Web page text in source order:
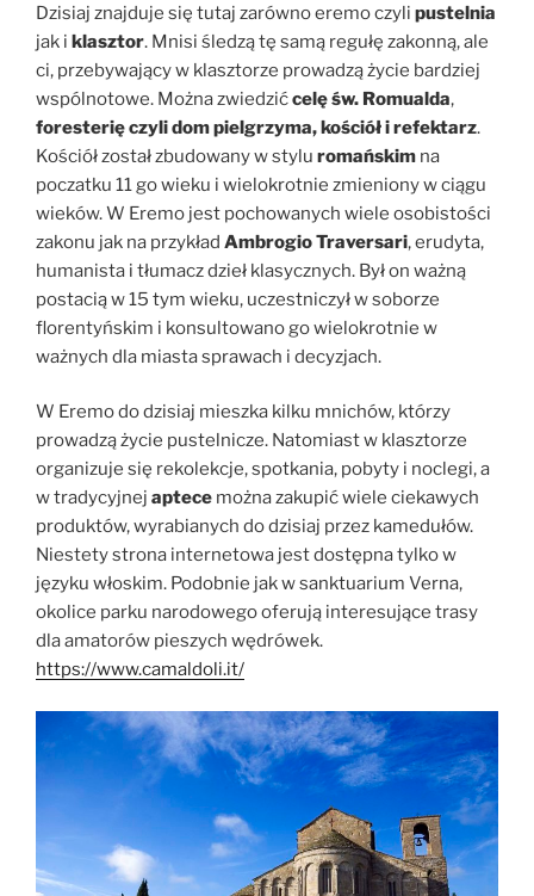
Dzisiaj znajduje się tutaj zarówno eremo czyli pustelnia
jak i klasztor. Mnisi śledzą tę samą regułę zakonną, ale
ci, przebywający w klasztorze prowadzą życie bardziej
wspólnotowe. Można zwiedzićcelę św. Romualda,
foresterię czyli dom pielgrzyma, kościół i refektarz.
Kościół został zbudowany w stylu romańskim na
poczatku 11 go wieku i wielokrotnie zmieniony w ciągu
wieków. W Eremo jest pochowanych wiele osobistości
zakonu jak na przykład Ambrogio Traversari, erudyta,
humanista i tłumacz dzieł klasycznych. Był on ważną
postacią w 15 tym wieku, uczestniczył w soborze
florentyńskim i konsultowano go wielokrotnie w
ważnych dla miasta sprawach i decyzjach.
W Eremo do dzisiaj mieszka kilku mnichów, którzy
prowadzą życie pustelnicze. Natomiast w klasztorze
organizuje się rekolekcje, spotkania, pobyty i noclegi, a
w tradycyjnej aptece można zakupić wiele ciekawych
produktów, wyrabianych do dzisiaj przez kamedułów.
Niestety strona internetowa jest dostępna tylko w
języku włoskim. Podobnie jak w sanktuarium Verna,
okolice parku narodowego oferują interesujące trasy
dla amatorów pieszych wędrówek.
https://www.camaldoli.it/